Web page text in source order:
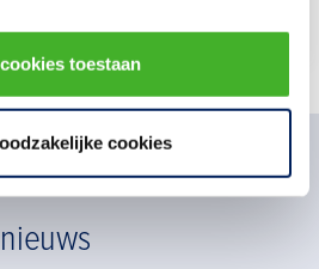
toestaan
cookies